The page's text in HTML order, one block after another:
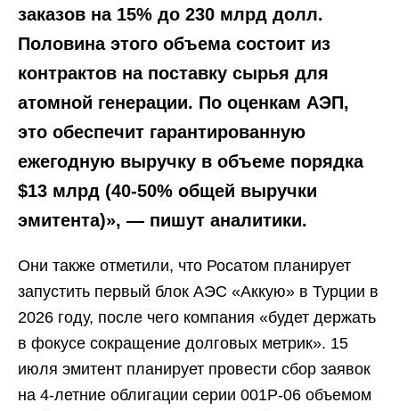
заказов на 15% до 230 млрд долл.
Половина этого объема состоит из
контрактов на поставку сырья для
атомной генерации. По оценкам АЭП,
это обеспечит гарантированную
ежегодную выручку в объеме порядка
$13 млрд (40-50% общей выручки
эмитента)», — пишут аналитики.
Они также отметили, что Росатом планирует
запустить первый блок АЭС «Аккую» в Турции в
2026 году, после чего компания «будет держать
в фокусе сокращение долговых метрик». 15
июля эмитент планирует провести сбор заявок
на 4-летние облигации серии 001P-06 объемом